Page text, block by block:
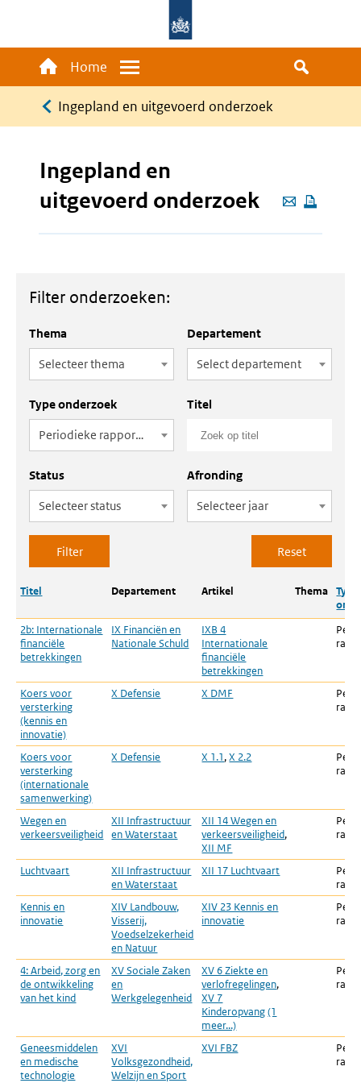
gaan
Main
navigation
Home Menu
Kruimelpad
Ingepland en uitgevoerd onderzoek
Deze
pagina
Ingepland en
uitgevoerd onderzoek
Filter onderzoeken:
Thema
Selecteer thema
Departement
Select departement
Type onderzoek
Periodieke rapportage
Titel
Status
Selecteer status
Afronding
Selecteer jaar
Titel Departement Artikel Thema
Type
2b: Internationale
financiële
betrekkingen
IX Financiën en
Nationale Schuld
IXB 4
Internationale
financiële
betrekkingen
Koers voor
versterking
(kennis en
innovatie)
X Defensie X DMF
Koers voor
versterking
(internationale
samenwerking)
X Defensie X 1.1,X 2.2
Wegen en
verkeersveiligheid
XII Infrastructuur
en Waterstaat
XII 14 Wegen en
verkeersveiligheid,
XII MF
Luchtvaart
XII Infrastructuur
en Waterstaat
XII 17 Luchtvaart
Kennis en
innovatie
XIV Landbouw,
Visserij,
Voedselzekerheid
en Natuur
XIV 23 Kennis en
innovatie
4: Arbeid, zorg en
de ontwikkeling
van het kind
XV Sociale Zaken
en
Werkgelegenheid
XV 6 Ziekte en
verlofregelingen,
XV 7
Kinderopvang (1
meer...)
Geneesmiddelen
en medische
technologie
XVI
Volksgezondheid,
Welzijn en Sport
XVI FBZ